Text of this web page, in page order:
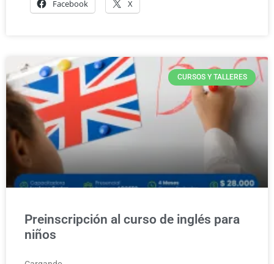
Facebook X
CURSOS Y TALLERES
Preinscripción al curso de inglés para
niños